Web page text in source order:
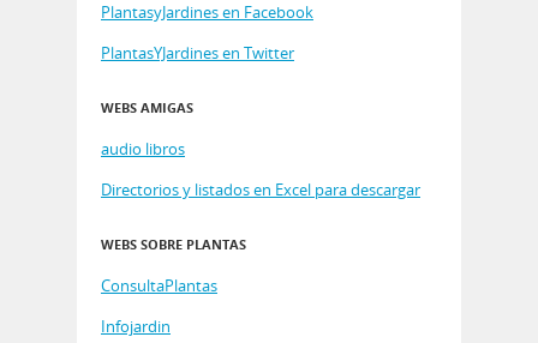
PlantasyJardines en Facebook
PlantasYJardines en Twitter
WEBS AMIGAS
audio libros
Directorios y listados en Excel para descargar
WEBS SOBRE PLANTAS
ConsultaPlantas
Infojardin